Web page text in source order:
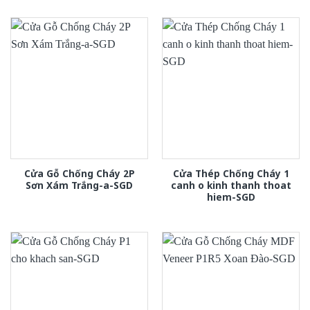
Cửa Gỗ Chống Cháy 2P
Sơn Xám Trắng-a-SGD
Cửa Thép Chống Cháy 1
canh o kinh thanh thoat
hiem-SGD